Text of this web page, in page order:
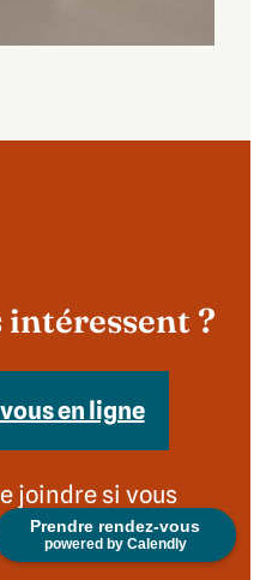
Prendre rendez-vous
powered by Calendly
intéressent ?
en ligne
joindre si vous